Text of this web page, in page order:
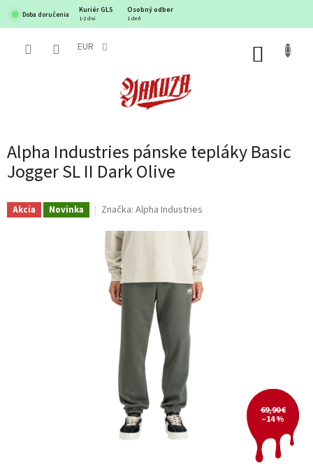
obsah
Doba doručenia
Kuriér GLS Osobný odber
1-2 dni 1 deň
EUR
Alpha Industries pánske tepláky Basic
Jogger SL II Dark Olive
Akcia Novinka Značka: Alpha Industries
69,90 €
–14 %